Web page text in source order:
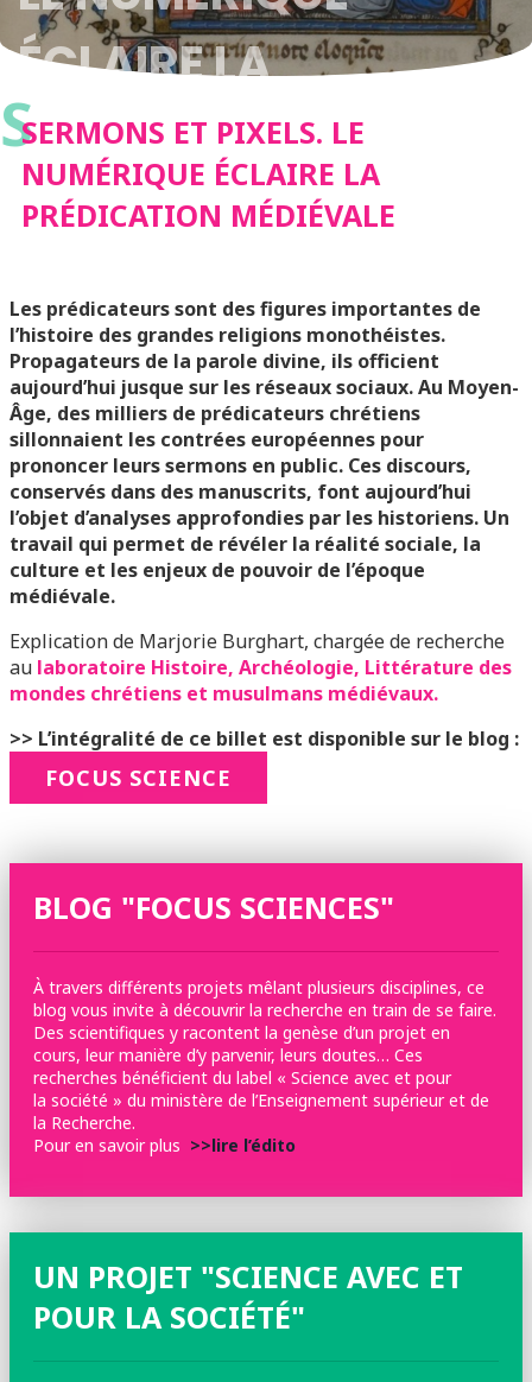
ÉCLAIRE LA
PRÉDICATION
MÉDIÉVALE
SSERMONS ET PIXELS. LE
NUMÉRIQUE ÉCLAIRE LA
PRÉDICATION MÉDIÉVALE
Les prédicateurs sont des figures importantes de
l’histoire des grandes religions monothéistes.
Propagateurs de la parole divine, ils officient
aujourd’hui jusque sur les réseaux sociaux. Au Moyen-
Âge, des milliers de prédicateurs chrétiens
sillonnaient les contrées européennes pour
prononcer leurs sermons en public. Ces discours,
conservés dans des manuscrits, font aujourd’hui
l’objet d’analyses approfondies par les historiens. Un
travail qui permet de révéler la réalité sociale, la
culture et les enjeux de pouvoir de l’époque
médiévale.
Explication de Marjorie Burghart, chargée de recherche
au laboratoire Histoire, Archéologie, Littérature des
mondes chrétiens et musulmans médiévaux.
>> L’intégralité de ce billet est disponible sur le blog :
FOCUS SCIENCE
BLOG "FOCUS SCIENCES"
À travers différents projets mêlant plusieurs disciplines, ce
blog vous invite à découvrir la recherche en train de se faire.
Des scientifiques y racontent la genèse d’un projet en
cours, leur manière d’y parvenir, leurs doutes… Ces
recherches bénéficient du label « Science avec et pour
la société » du ministère de l’Enseignement supérieur et de
la Recherche.
Pour en savoir plus >>lire l’édito
UN PROJET "SCIENCE AVEC ET
POUR LA SOCIÉTÉ"